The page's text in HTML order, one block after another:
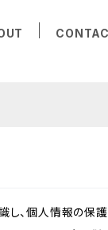
、個人情報の保護